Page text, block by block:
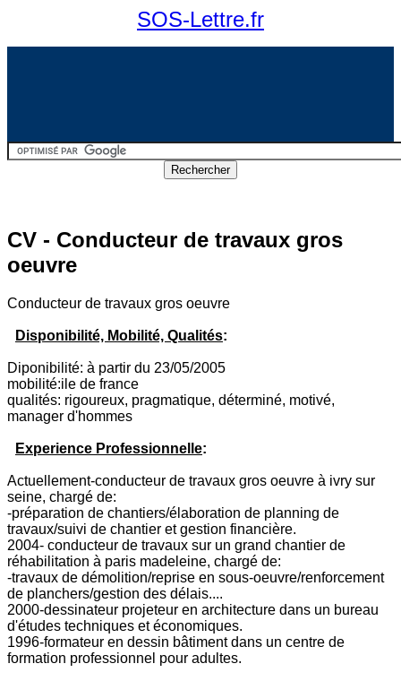
SOS-Lettre.fr
CV - Conducteur de travaux gros
oeuvre
Conducteur de travaux gros oeuvre
Disponibilité, Mobilité, Qualités:
Diponibilité: à partir du 23/05/2005
mobilité:ile de france
qualités: rigoureux, pragmatique, déterminé, motivé,
manager d'hommes
Experience Professionnelle:
Actuellement-conducteur de travaux gros oeuvre à ivry sur
seine, chargé de:
-préparation de chantiers/élaboration de planning de
travaux/suivi de chantier et gestion financière.
2004- conducteur de travaux sur un grand chantier de
réhabilitation à paris madeleine, chargé de:
-travaux de démolition/reprise en sous-oeuvre/renforcement
de planchers/gestion des délais....
2000-dessinateur projeteur en architecture dans un bureau
d'études techniques et économiques.
1996-formateur en dessin bâtiment dans un centre de
formation professionnel pour adultes.